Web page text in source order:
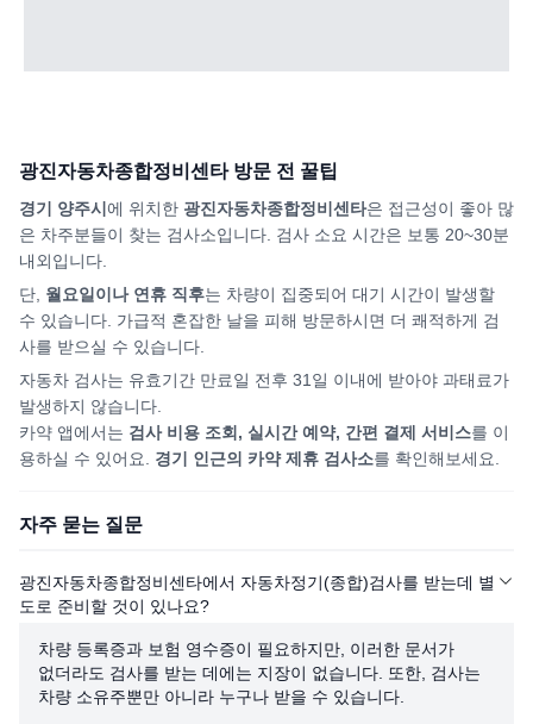
광진자동차종합정비센타방문 전 꿀팁
경기 양주시 에 위치한 광진자동차종합정비센타은 접근성이 좋아 많
은 차주분들이 찾는 검사소입니다. 검사 소요 시간은 보통 20~30분
내외입니다.
단, 월요일이나 연휴 직후는 차량이 집중되어 대기 시간이 발생할
수 있습니다. 가급적 혼잡한 날을 피해 방문하시면 더 쾌적하게 검
사를 받으실 수 있습니다.
자동차 검사는 유효기간 만료일 전후 31일 이내에 받아야 과태료가
발생하지 않습니다.
카약 앱에서는 검사 비용 조회, 실시간 예약, 간편 결제 서비스를 이
용하실 수 있어요. 경기 인근의 카약 제휴 검사소를 확인해보세요.
자주 묻는 질문
광진자동차종합정비센타에서 자동차정기(종합)검사를 받는데 별
도로 준비할 것이 있나요?
차량 등록증과 보험 영수증이 필요하지만, 이러한 문서가
없더라도 검사를 받는 데에는 지장이 없습니다. 또한, 검사는
차량 소유주뿐만 아니라 누구나 받을 수 있습니다.